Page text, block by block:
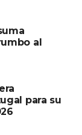
al
para su